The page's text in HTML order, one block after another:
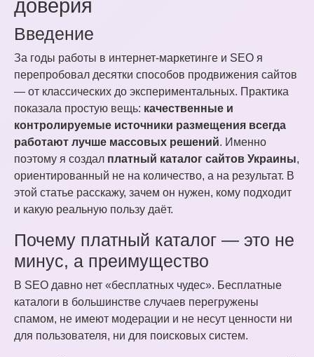
доверия
Введение
За годы работы в интернет-маркетинге и SEO я
перепробовал десятки способов продвижения сайтов
— от классических до экспериментальных. Практика
показала простую вещь: качественные и
контролируемые источники размещения всегда
работают лучше массовых решений. Именно
поэтому я создал платный каталог сайтов Украины,
ориентированный не на количество, а на результат. В
этой статье расскажу, зачем он нужен, кому подходит
и какую реальную пользу даёт.
Почему платный каталог — это не
минус, а преимущество
В SEO давно нет «бесплатных чудес». Бесплатные
каталоги в большинстве случаев перегружены
спамом, не имеют модерации и не несут ценности ни
для пользователя, ни для поисковых систем.